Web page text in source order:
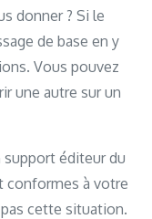
donner ? Si le
de base en y
Vous pouvez
une autre sur un
support éditeur du
conformes à votre
pas cette situation.